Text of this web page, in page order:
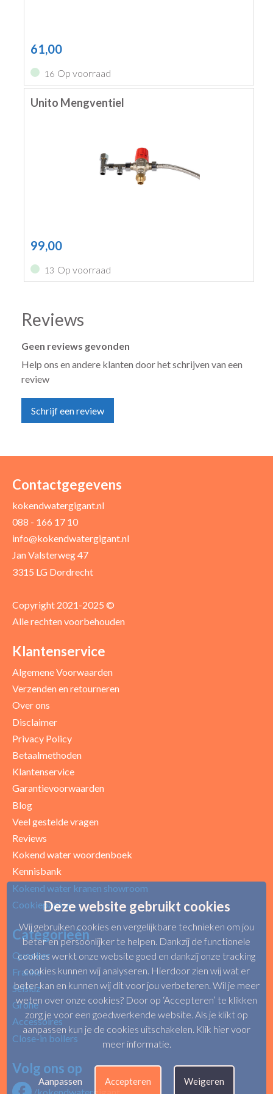
61,00
16 Op voorraad
Unito Mengventiel
99,00
13 Op voorraad
Reviews
Geen reviews gevonden
Help ons en andere klanten door het schrijven van een
review
Schrijf een review
Uw naam *
Uw recensie *
Uw beoordeling
Contactgegevens
kokendwatergigant.nl
088 - 166 17 10
info@kokendwatergigant.nl
Jan Valsterweg 47
3315 LG Dordrecht
Copyright 2021-2025 ©
Alle rechten voorbehouden
Klantenservice
Algemene Voorwaarden
Verzenden en retourneren
Over ons
Disclaimer
Privacy Policy
Betaalmethoden
Klantenservice
Garantievoorwaarden
Blog
Veel gestelde vragen
Reviews
Kokend water woordenboek
Kennisbank
Kokend water kranen showroom
Cookiepagina
Categorieën
Quooker
Franke
Selsiuz
Grohe
Accessoires
Close-in boilers
Volg ons op
/kokendwatergigant
Deze website gebruikt cookies
Wij gebruiken cookies en vergelijkbare technieken om jou
beter en persoonlijker te helpen. Dankzij de functionele
cookies werkt onze website goed en dankzij onze tracking
cookies kunnen wij analyseren. Hierdoor zien wij wat er
beter kan en kunnen wij dit voor jou verbeteren. Wil je meer
weten over onze cookies? Door op ‘Accepteren’ te klikken
zorg je voor een goedwerkende website. Als je klikt op
aanpassen kun je de cookies uitschakelen. Klik hier voor
meer informatie
Aanpassen Accepteren Weigeren